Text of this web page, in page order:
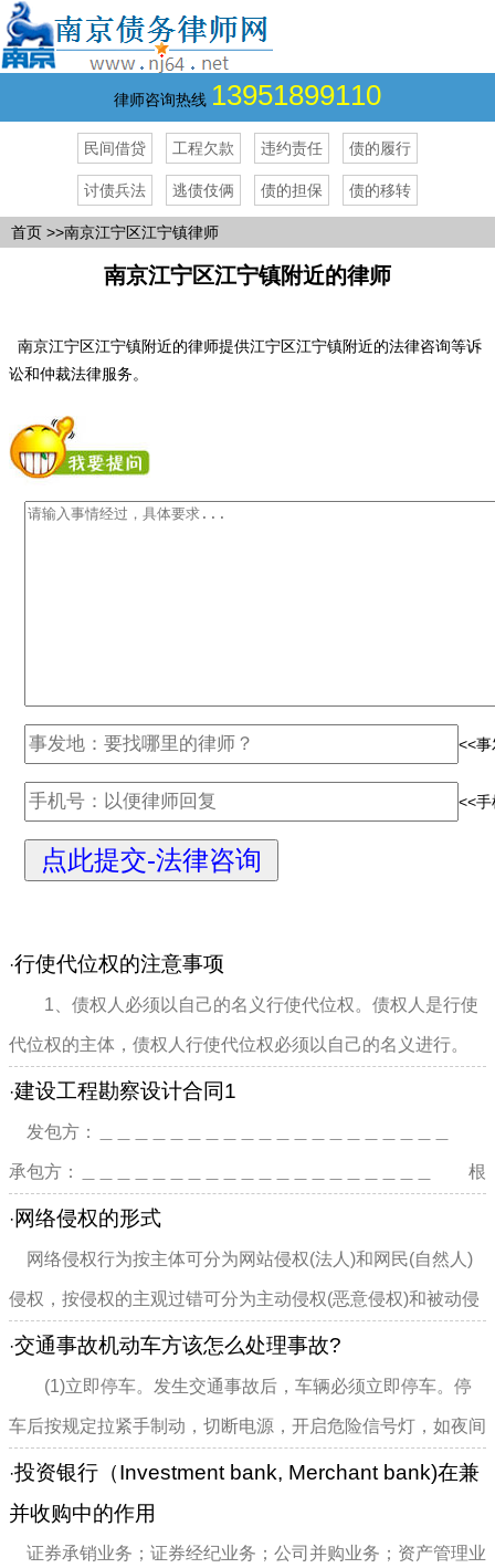
律师咨询热线 13951899110
民间借贷 工程欠款 违约责任 债的履行
讨债兵法 逃债伎俩 债的担保 债的移转
首页 >>南京江宁区江宁镇律师
南京江宁区江宁镇附近的律师
南京江宁区江宁镇附近的律师提供江宁区江宁镇附近的法律咨询等诉
讼和仲裁法律服务。
<<
<<
·行使代位权的注意事项
1、债权人必须以自己的名义行使代位权。债权人是行使
代位权的主体，债权人行使代位权必须以自己的名义进行。
债...
·建设工程勘察设计合同1
发包方：＿＿＿＿＿＿＿＿＿＿＿＿＿＿＿＿＿＿＿＿
承包方：＿＿＿＿＿＿＿＿＿＿＿＿＿＿＿＿＿＿＿＿ 根
据《中华人民共和国经济...
·网络侵权的形式
网络侵权行为按主体可分为网站侵权(法人)和网民(自然人)
侵权，按侵权的主观过错可分为主动侵权(恶意侵权)和被动侵
权，按侵权的内容可分为...
·交通事故机动车方该怎么处理事故?
(1)立即停车。发生交通事故后，车辆必须立即停车。停
车后按规定拉紧手制动，切断电源，开启危险信号灯，如夜间
事...
·投资银行（Investment bank, Merchant bank)在兼
并收购中的作用
证券承销业务；证券经纪业务；公司并购业务；资产管理业